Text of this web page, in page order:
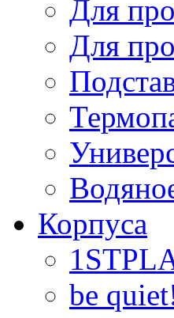
Для
Для
Корпуса
be